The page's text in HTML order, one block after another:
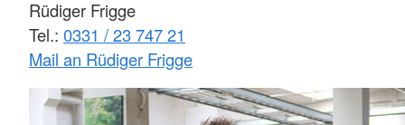
Rüdiger Frigge
Tel.: 0331 / 23 747 21
Mail an Rüdiger Frigge